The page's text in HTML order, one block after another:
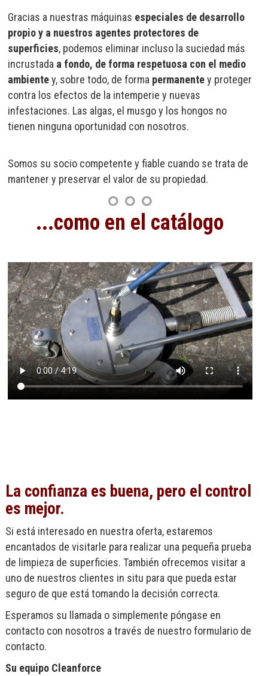
Gracias a nuestras máquinas especiales de desarrollo
propio y a nuestros agentes protectores de
superficies, podemos eliminar incluso la suciedad más
incrustada a fondo, de forma respetuosa con el medio
ambientey, sobre todo, de forma permanentey proteger
contra los efectos de la intemperie y nuevas
infestaciones. Las algas, el musgo y los hongos no
tienen ninguna oportunidad con nosotros.
Somos su socio competente y fiable cuando se trata de
mantener y preservar el valor de su propiedad.
...como en el catálogo
La confianza es buena, pero el control
es mejor.
Si está interesado en nuestra oferta, estaremos
encantados de visitarle para realizar una pequeña prueba
de limpieza de superficies. También ofrecemos visitar a
uno de nuestros clientes in situ para que pueda estar
seguro de que está tomando la decisión correcta.
Esperamos su llamada o simplemente póngase en
contacto con nosotros a través de nuestro formulario de
contacto.
Su equipo Cleanforce